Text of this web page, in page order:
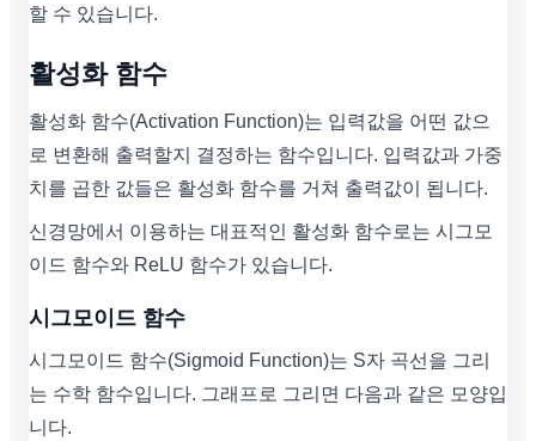
할 수 있습니다.
활성화 함수
활성화 함수(Activation Function)는 입력값을 어떤 값으
로 변환해 출력할지 결정하는 함수입니다. 입력값과 가중
치를 곱한 값들은 활성화 함수를 거쳐 출력값이 됩니다.
신경망에서 이용하는 대표적인 활성화 함수로는 시그모
이드 함수와 ReLU 함수가 있습니다.
시그모이드 함수
시그모이드 함수(Sigmoid Function)는 S자 곡선을 그리
는 수학 함수입니다. 그래프로 그리면 다음과 같은 모양입
니다.